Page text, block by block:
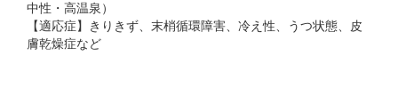
中性・高温泉）
【適応症】きりきず、末梢循環障害、冷え性、うつ状態、皮
膚乾燥症など